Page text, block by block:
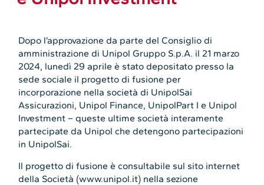
Dopo l’approvazione da parte del Consiglio di
amministrazione di Unipol Gruppo S.p.A. il 21 marzo
2024, lunedì 29 aprile è stato depositato presso la
sede sociale il progetto di fusione per
incorporazione nella società di UnipolSai
Assicurazioni, Unipol Finance, UnipolPart I e Unipol
Investment – queste ultime società interamente
partecipate da Unipol che detengono partecipazioni
in UnipolSai.
Il progetto di fusione è consultabile sul sito internet
della Società (www.unipol.it) nella sezione